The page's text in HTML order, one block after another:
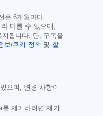
은 6개월마다
다를 수 있으며,
됩니다. 단, 구독을
보/쿠키 정책 및 할
으며, 변경 사항이
제거하려면 제거